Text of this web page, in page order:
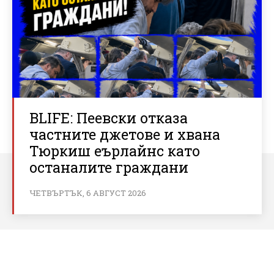
BLIFE: Пеевски отказа
частните джетове и хвана
Тюркиш еърлайнс като
останалите граждани
ЧЕТВЪРТЪК, 6 АВГУСТ 2026